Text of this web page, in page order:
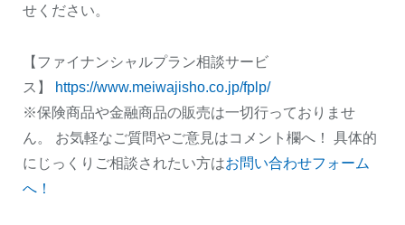
せください。
【ファイナンシャルプラン相談サービ
ス】
https://www.meiwajisho.co.jp/fplp/
※保険商品や金融商品の販売は一切行っておりませ
ん。 お気軽なご質問やご意見はコメント欄へ！ 具体的
にじっくりご相談されたい方はお問い合わせフォーム
へ！